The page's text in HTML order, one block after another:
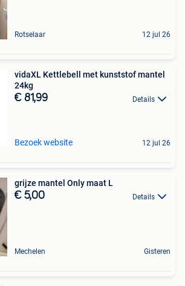
Rotselaar 12 jul 26
vidaXL Kettlebell met kunststof mantel
24kg
€ 81,99 Details
Bezoek website 12 jul 26
grijze mantel Only maat L
€ 5,00 Details
Mechelen Gisteren